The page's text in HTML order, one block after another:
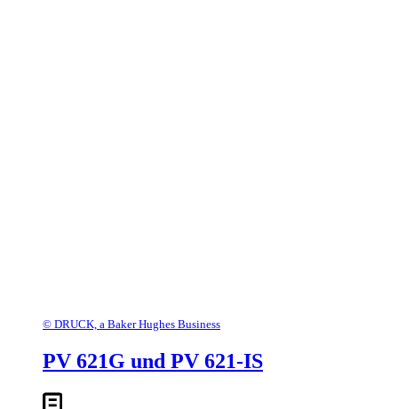
© DRUCK, a Baker Hughes Business
PV 621G und PV 621-IS